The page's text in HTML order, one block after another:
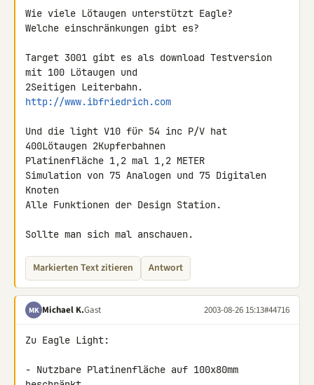
Wie viele Lötaugen unterstützt Eagle?
Welche einschränkungen gibt es?
Target 3001 gibt es als download Testversion
mit 100 Lötaugen und
http://www.ibfriedrich.com
Und die light V10 für 54 inc P/V hat
400Lötaugen 2Kupferbahnen
Platinenfläche 1,2 mal 1,2 METER
Simulation von 75 Analogen und 75 Digitalen
Knoten
Alle Funktionen der Design Station.
Sollte man sich mal anschauen.
Markierten Text zitieren Antwort
MK Michael K.Gast 2003-08-26 15:13#44716
Zu Eagle Light:
- Nutzbare Platinenfläche auf 100x80mm